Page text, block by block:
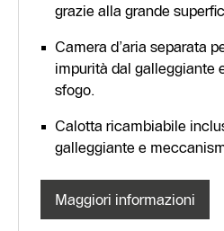
grazie alla grande
Camera d’aria separata
impurità dal galleggiante
sfogo.
Calotta ricambiabile
galleggiante e
Maggiori informazioni